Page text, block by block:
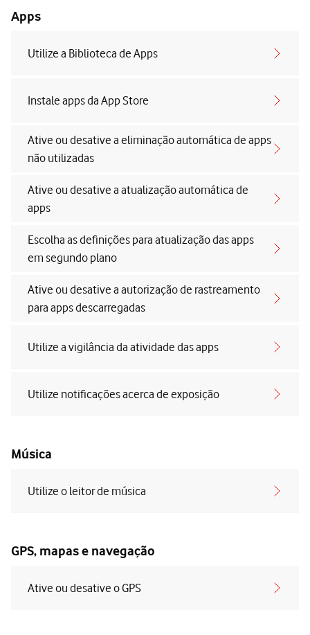
Apps
Utilize a Biblioteca de Apps
Instale apps da App Store
Ative ou desative a eliminação automática de apps
não utilizadas
Ative ou desative a atualização automática de
apps
Escolha as definições para atualização das apps
em segundo plano
Ative ou desative a autorização de rastreamento
para apps descarregadas
Utilize a vigilância da atividade das apps
Utilize notificações acerca de exposição
Música
Utilize o leitor de música
GPS, mapas e navegação
Ative ou desative o GPS